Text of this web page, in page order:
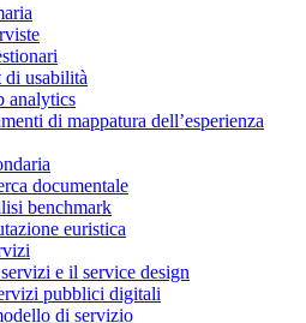
di usabilità
analytics
di mappatura dell’esperienza
documentale
benchmark
euristica
e il service design
pubblici digitali
di servizio